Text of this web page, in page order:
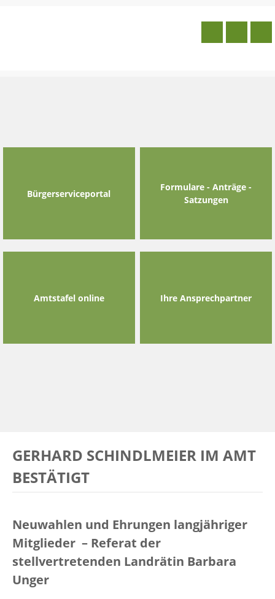
Bürgerserviceportal
Formulare - Anträge -
Satzungen
Amtstafel online Ihre Ansprechpartner
GERHARD SCHINDLMEIER IM AMT
BESTÄTIGT
Neuwahlen und Ehrungen langjähriger
Mitglieder – Referat der
stellvertretenden Landrätin Barbara
Unger